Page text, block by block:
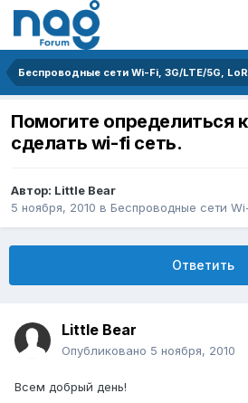
Беспроводные сети Wi-Fi, 3G/LTE/5G,
Помогите определиться
сделать wi-fi сеть.
Автор: Little Bear
5 ноября, 2010 в Беспроводные сети
Ответить
Little Bear
Опубликовано 5 ноября, 2010
Всем добрый день!